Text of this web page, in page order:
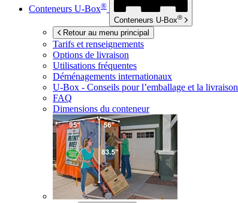
Conteneurs U-Box®
Conteneurs U-Box®
Retour au menu principal
Tarifs et renseignements
Options de livraison
Utilisations fréquentes
Déménagements internationaux
U-Box - Conseils pour l’emballage et la livraison
FAQ
Dimensions du conteneur